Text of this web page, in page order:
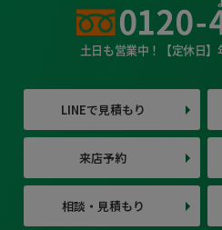
土日も営業中！【定休日
LINEで見積もり
来店予約
相談・見積もり